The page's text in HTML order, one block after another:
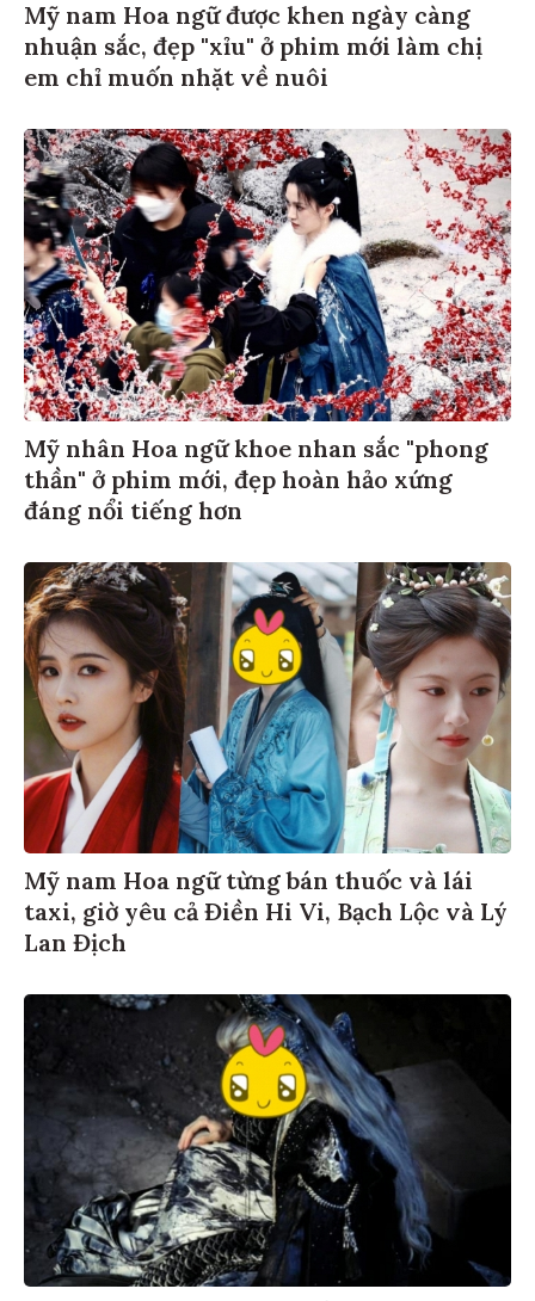
Mỹ nam Hoa ngữ được khen ngày càng
nhuận sắc, đẹp "xỉu" ở phim mới làm chị
em chỉ muốn nhặt về nuôi
Mỹ nhân Hoa ngữ khoe nhan sắc "phong
thần" ở phim mới, đẹp hoàn hảo xứng
đáng nổi tiếng hơn
Mỹ nam Hoa ngữ từng bán thuốc và lái
taxi, giờ yêu cả Điền Hi Vi, Bạch Lộc và Lý
Lan Địch